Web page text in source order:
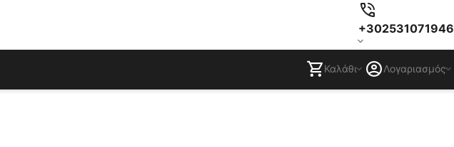
+302531071946
Καλάθι Λογαριασμός